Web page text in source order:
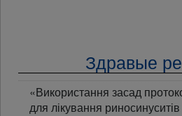
Здравые
«Використання засад
для лікування риносинуситів